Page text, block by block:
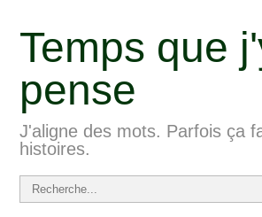
Temps que
pense
J'aligne des mots. Parfois ça
histoires.